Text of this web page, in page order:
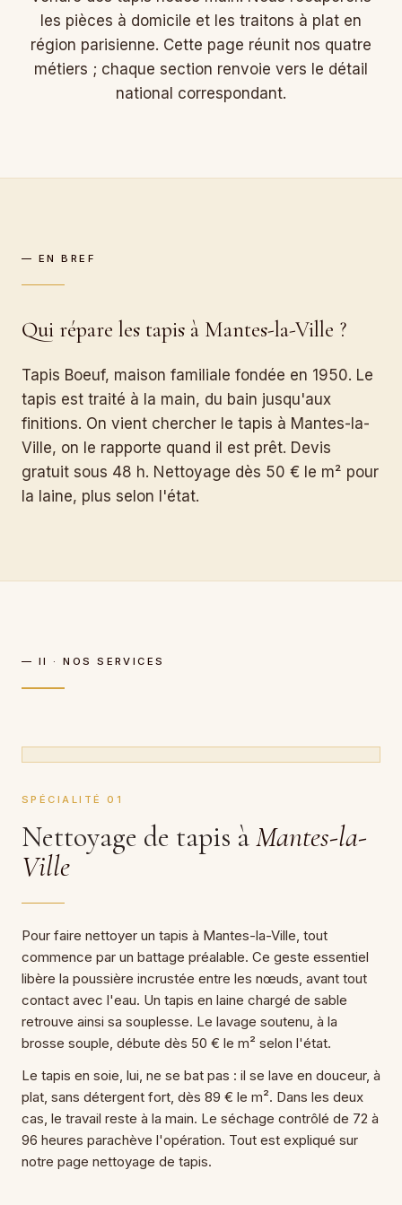
les pièces à domicile et les traitons à plat en
région parisienne. Cette page réunit nos quatre
métiers ; chaque section renvoie vers le détail
national correspondant.
— EN BREF
Qui répare les tapis à Mantes-la-Ville ?
Tapis Boeuf, maison familiale fondée en 1950. Le
tapis est traité à la main, du bain jusqu'aux
finitions. On vient chercher le tapis à Mantes-la-
Ville, on le rapporte quand il est prêt. Devis
gratuit sous 48 h. Nettoyage dès 50 € le m² pour
la laine, plus selon l'état.
— II · NOS SERVICES
SPÉCIALITÉ 01
Nettoyage de tapis àMantes-la-
Ville
Pour faire nettoyer un tapis à Mantes-la-Ville, tout
commence par un battage préalable. Ce geste essentiel
libère la poussière incrustée entre les nœuds, avant tout
contact avec l'eau. Un tapis en laine chargé de sable
retrouve ainsi sa souplesse. Le lavage soutenu, à la
brosse souple, débute dès 50 € le m² selon l'état.
Le tapis en soie, lui, ne se bat pas : il se lave en douceur, à
plat, sans détergent fort, dès 89 € le m². Dans les deux
cas, le travail reste à la main. Le séchage contrôlé de 72 à
96 heures parachève l'opération. Tout est expliqué sur
notre page nettoyage de tapis.